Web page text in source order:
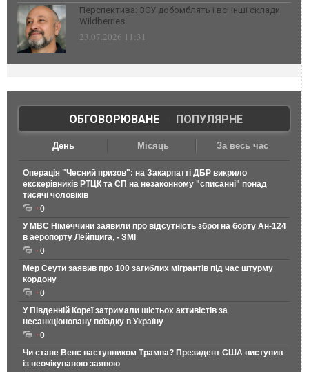
Перспектива: ЗСУ добомблять і всі інші склади
Wildberries
23.07.2026 11:31
ОБГОВОРЮВАНЕ| ПОПУЛЯРНЕ
День Місяць За весь час
Операція "Чесний призов": на Закарпатті ДБР викрило
екскерівників РТЦК та СП на незаконному "списанні" понад
тисячі чоловіків
0
У МВС Німеччини заявили про відсутність зброї на борту Ан-124
в аеропорту Лейпцига, - ЗМІ
0
Мер Сеути заявив про 100 загиблих мігрантів під час штурму
кордону
0
У Південній Кореї затримали шістьох активістів за
несанкціоновану поїздку в Україну
0
Чи стане Венс наступником Трампа? Президент США виступив
із неочікуваною заявою